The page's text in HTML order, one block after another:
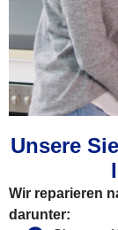
Unsere
Wir reparieren
darunter: